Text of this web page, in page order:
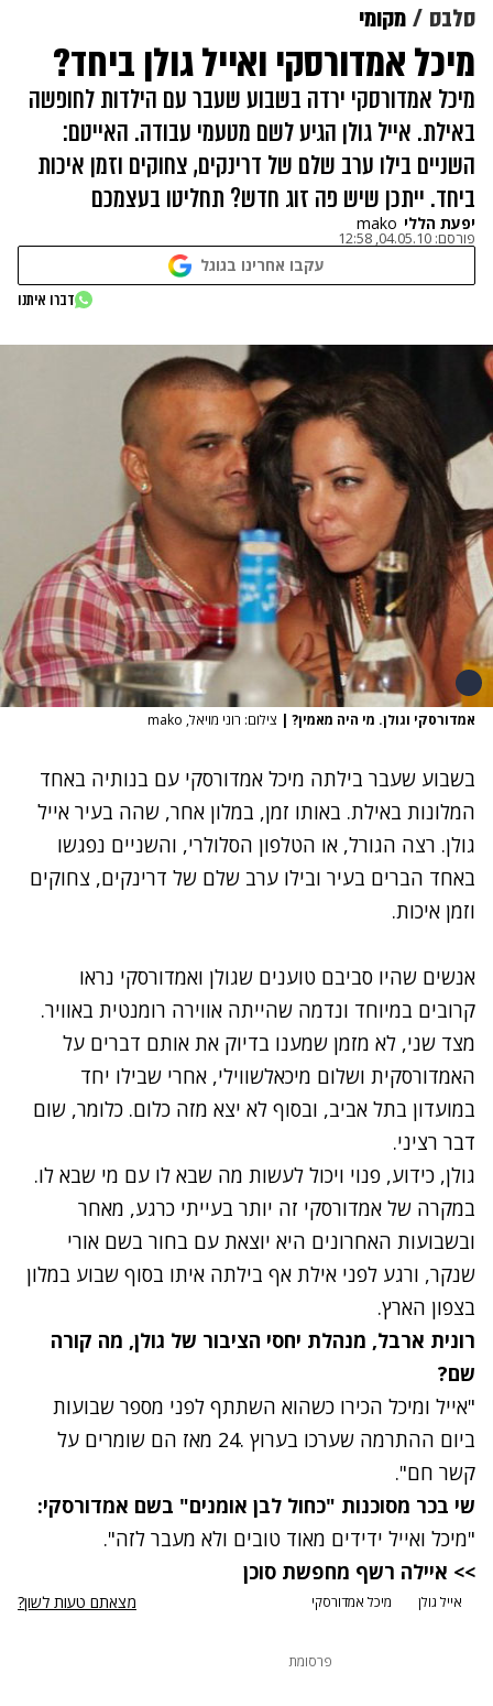
סלבס מקומי
מיכל אמדורסקי ואייל גולן ביחד?
מיכל אמדורסקי ירדה בשבוע שעבר עם הילדות לחופשה
באילת. אייל גולן הגיע לשם מטעמי עבודה. האייטם:
השניים בילו ערב שלם של דרינקים, צחוקים וזמן איכות
ביחד. ייתכן שיש פה זוג חדש? תחליטו בעצמכם
יפעת הללי mako
פורסם: 04.05.10, 12:58
עקבו אחרינו בגוגל
דברו איתנו
אמדורסקי וגולן. מי היה מאמין? | צילום: רוני מויאל, mako
בשבוע שעבר בילתה מיכל אמדורסקי עם בנותיה באחד
המלונות באילת. באותו זמן, במלון אחר, שהה בעיר אייל
גולן. רצה הגורל, או הטלפון הסלולרי, והשניים נפגשו
באחד הברים בעיר ובילו ערב שלם של דרינקים, צחוקים
וזמן איכות.
אנשים שהיו סביבם טוענים שגולן ואמדורסקי נראו
קרובים במיוחד ונדמה שהייתה אווירה רומנטית באוויר.
מצד שני, לא מזמן שמענו בדיוק את אותם דברים על
האמדורסקית ושלום מיכאלשווילי, אחרי שבילו יחד
במועדון בתל אביב, ובסוף לא יצא מזה כלום. כלומר, שום
דבר רציני.
גולן, כידוע, פנוי ויכול לעשות מה שבא לו עם מי שבא לו.
במקרה של אמדורסקי זה יותר בעייתי כרגע, מאחר
ובשבועות האחרונים היא יוצאת עם בחור בשם אורי
שנקר, ורגע לפני אילת אף בילתה איתו בסוף שבוע במלון
בצפון הארץ.
רונית ארבל, מנהלת יחסי הציבור של גולן, מה קורה
שם?
"אייל ומיכל הכירו כשהוא השתתף לפני מספר שבועות
ביום ההתרמה שערכו בערוץ .24 מאז הם שומרים על
קשר חם".
שי בכר מסוכנות "כחול לבן אומנים" בשם אמדורסקי:
"מיכל ואייל ידידים מאוד טובים ולא מעבר לזה".
>> איילה רשף מחפשת סוכן
אייל גולן מיכל אמדורסקי מצאתם טעות לשון?
פרסומת